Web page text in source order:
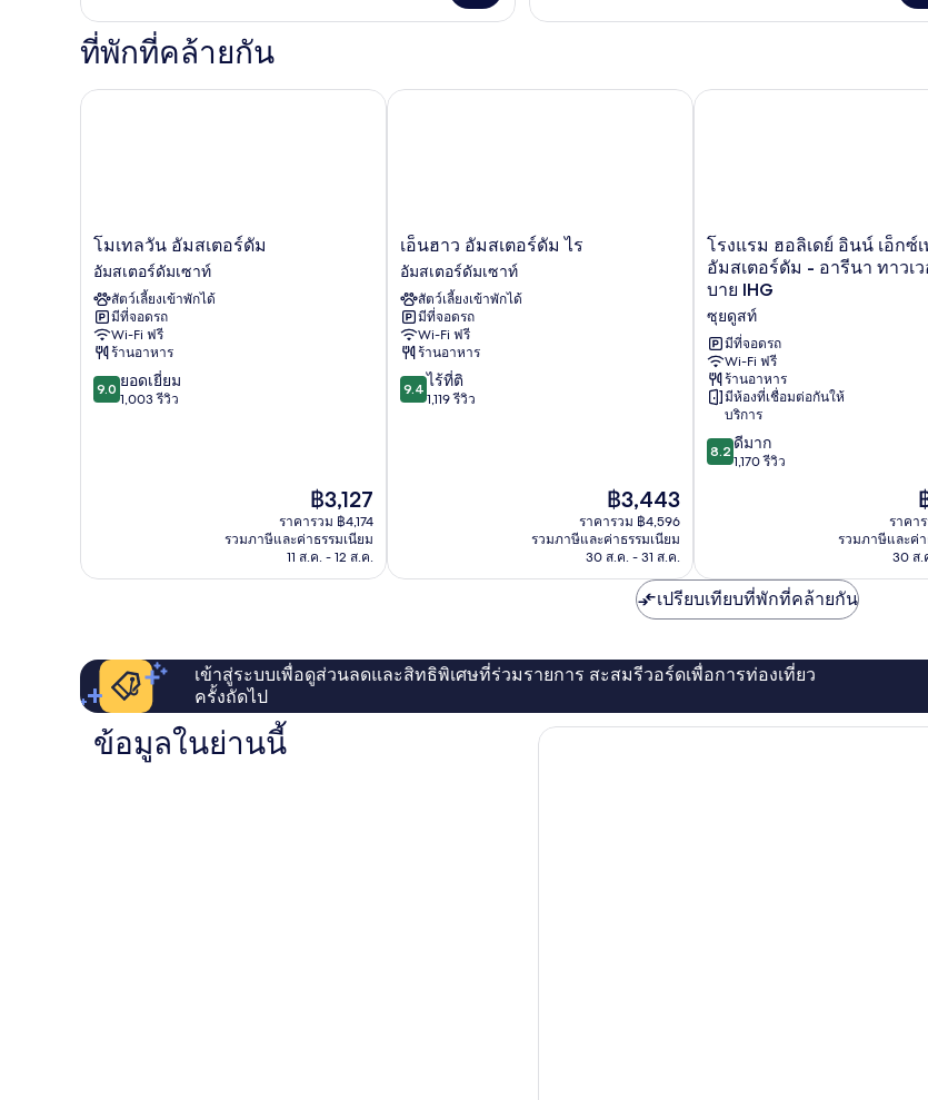
เตียง
เกี่ยว
กับ
ห้อง
เตียง
เตียง
เกี่ยว
เตียง
ที่พักที่คล้ายกัน
โม
เท
ลวัน
อัมสเตอร์ดัม
อัมสเตอร์ดัม
เซา
ท์
โมเทลวัน อัมสเตอร์ดัม
อัมสเตอร์ดัมเซาท์
สัตว์เลี้ยงเข้าพักได้
มีที่จอดรถ
Wi-Fi ฟรี
ร้านอาหาร
9.0
จาก
9.0 ยอดเยี่ยม
1,003 รีวิว
ราคา
ปัจจุบัน
คือ
฿3,127
฿3,127
ราคารวม ฿4,174
รวมภาษีและค่าธรรมเนียม
11 ส.ค. - 12 ส.ค.
โมเทลวัน อัมสเตอร์ดัม
เอ็น
ฮาว
อัมสเตอร์ดัม
ไร
อัมสเตอร์ดัม
เซา
ท์
เอ็นฮาว อัมสเตอร์ดัม ไร
อัมสเตอร์ดัมเซาท์
สัตว์เลี้ยงเข้าพักได้
มีที่จอดรถ
Wi-Fi ฟรี
ร้านอาหาร
9.4
จาก
9.4 ไร้ที่ติ
1,119 รีวิว
ราคา
ปัจจุบัน
คือ
฿3,443
฿3,443
ราคารวม ฿4,596
รวมภาษีและค่าธรรมเนียม
30 ส.ค. - 31 ส.ค.
เอ็นฮาว อัมสเตอร์ดัม ไร
โรงแรม
ฮอ
ลิ
เดย์
อินน์
เอ็กซ์เพรส
อัมสเตอร์ดัม
-
อารี
ทาว
เวอร์
สท์
โรงแรม ฮอลิเดย์ อินน์ เอ็กซ์
อัมสเตอร์ดัม - อารีนา ทาวเ
บาย IHG
ซุยดูสท์
มีที่จอดรถ
Wi-Fi ฟรี
ร้านอาหาร
มีห้องที่เชื่อมต่อกันให้
บริการ
8.2
จาก
8.2 ดีมาก
1,170 รีวิว
ราคา
รวมภาษีและค่า
30 ส.
โรงแรม ฮอลิเดย์ อินน์ เอ็กซ์เพ
เปรียบเทียบที่พักที่คล้ายกัน
เข้าสู่ระบบเพื่อดูส่วนลดและสิทธิพิเศษที่ร่วมรายการ สะสมรีวอร์ดเพื่อการท่องเที่ยว
ครั้งถัดไป
ข้อมูลในย่านนี้